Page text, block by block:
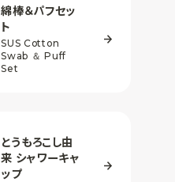
綿棒＆パフセッ
ト
SUS Cotton
Swab ＆Puff
Set
とうもろこし由
来 シャワーキャ
ップ